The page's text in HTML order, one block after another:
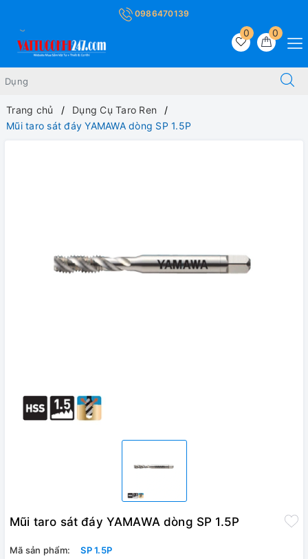
0986470139
0
0
Trang chủ
Dụng Cụ Taro Ren
Mũi taro sát đáy YAMAWA dòng SP 1.5P
Mũi taro sát đáy YAMAWA dòng SP 1.5P
Mã sản phẩm:
SP 1.5P